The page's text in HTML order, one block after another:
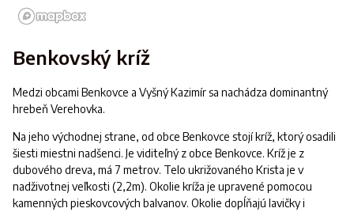
Benkovský kríž
Medzi obcami Benkovce a Vyšný Kazimír sa nachádza dominantný
hrebeň Verehovka.
Na jeho východnej strane, od obce Benkovce stojí kríž, ktorý osadili
šiesti miestni nadšenci. Je viditeľný z obce Benkovce. Kríž je z
dubového dreva, má 7 metrov. Telo ukrižovaného Krista je v
nadživotnej veľkosti (2,2m). Okolie kríža je upravené pomocou
kamenných pieskovcových balvanov. Okolie dopĺňajú lavičky i